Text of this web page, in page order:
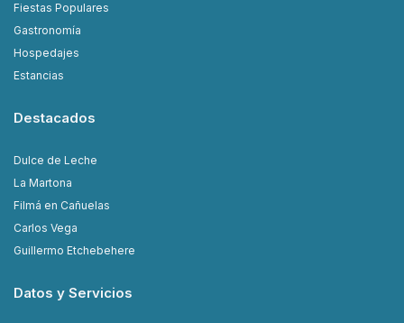
Fiestas Populares
Gastronomía
Hospedajes
Estancias
Destacados
Dulce de Leche
La Martona
Filmá en Cañuelas
Carlos Vega
Guillermo Etchebehere
Datos y Servicios